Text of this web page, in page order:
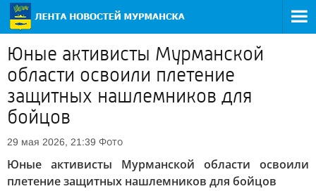
Юные активисты Мурманской
области освоили плетение
защитных нашлемников для
бойцов
29 мая 2026, 21:39 Фото
Юные активисты Мурманской области освоили
плетение защитных нашлемников для бойцов